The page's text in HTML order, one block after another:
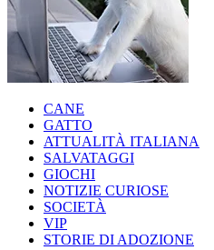
CANE
GATTO
ATTUALITÀ ITALIANA
SALVATAGGI
GIOCHI
NOTIZIE CURIOSE
SOCIETÀ
VIP
STORIE DI ADOZIONE